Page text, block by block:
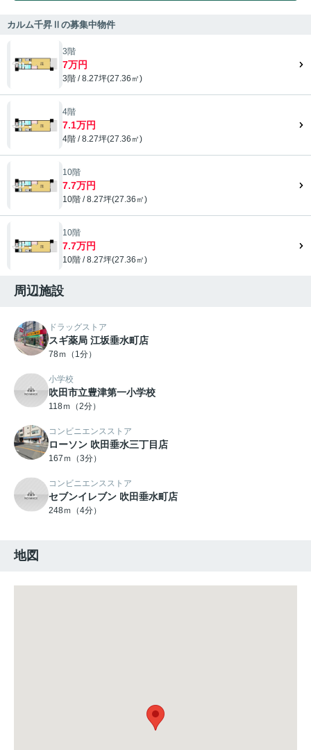
カルム千昇Ⅱの募集中物件
3階
7万円
3階 / 8.27坪(27.36㎡)
4階
7.1万円
4階 / 8.27坪(27.36㎡)
10階
7.7万円
10階 / 8.27坪(27.36㎡)
10階
7.7万円
10階 / 8.27坪(27.36㎡)
周辺施設
ドラッグストア
スギ薬局 江坂垂水町店
78ｍ（1分）
小学校
吹田市立豊津第一小学校
118ｍ（2分）
コンビニエンスストア
ローソン 吹田垂水三丁目店
167ｍ（3分）
コンビニエンスストア
セブンイレブン 吹田垂水町店
248ｍ（4分）
地図